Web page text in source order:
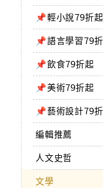
📌輕小說79折起
📌語言學習79
📌飲食79折起
📌美術79折起
📌藝術設計79
編輯推薦
人文史哲
文學